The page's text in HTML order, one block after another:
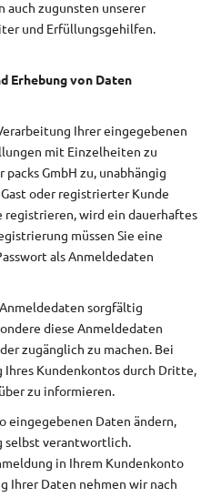
auch zugunsten unserer
und Erfüllungsgehilfen.
Erhebung von Daten
Ihrer eingegebenen
mit Einzelheiten zu
GmbH zu, unabhängig
oder registrierter Kunde
registrieren, wird ein dauerhaftes
müssen Sie eine
als Anmeldedaten
sorgfältig
diese Anmeldedaten
zugänglich zu machen. Bei
Kundenkontos durch Dritte,
zu informieren.
eingegebenen Daten ändern,
selbst verantwortlich.
in Ihrem Kundenkonto
Ihrer Daten nehmen wir nach